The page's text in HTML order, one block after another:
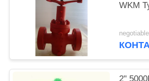
WKM
2"